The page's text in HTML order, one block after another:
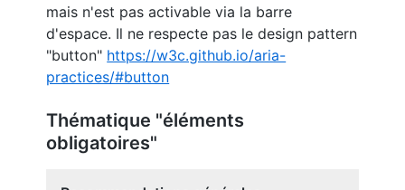
mais n'est pas activable via la barre
d'espace. Il ne respecte pas le design pattern
"button" https://w3c.github.io/aria-
practices/#button
Thématique "éléments
obligatoires"